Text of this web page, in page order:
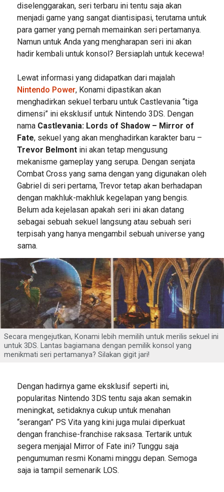
diselenggarakan, seri terbaru ini tentu saja akan
menjadi game yang sangat diantisipasi, terutama untuk
para gamer yang pernah memainkan seri pertamanya.
Namun untuk Anda yang mengharapan seri ini akan
hadir kembali untuk konsol? Bersiaplah untuk kecewa!
Lewat informasi yang didapatkan dari majalah
Nintendo Power, Konami dipastikan akan
menghadirkan sekuel terbaru untuk Castlevania “tiga
dimensi” ini eksklusif untuk Nintendo 3DS. Dengan
nama Castlevania: Lords of Shadow – Mirror of
Fate, sekuel yang akan menghadirkan karakter baru –
Trevor Belmontini akan tetap mengusung
mekanisme gameplay yang serupa. Dengan senjata
Combat Cross yang sama dengan yang digunakan oleh
Gabriel di seri pertama, Trevor tetap akan berhadapan
dengan makhluk-makhluk kegelapan yang bengis.
Belum ada kejelasan apakah seri ini akan datang
sebagai sebuah sekuel langsung atau sebuah seri
terpisah yang hanya mengambil sebuah universe yang
sama.
Secara mengejutkan, Konami lebih memilih untuk merilis sekuel ini
untuk 3DS. Lantas bagiamana dengan pemilik konsol yang
menikmati seri pertamanya? Silakan gigit jari!
Dengan hadirnya game eksklusif seperti ini,
popularitas Nintendo 3DS tentu saja akan semakin
meningkat, setidaknya cukup untuk menahan
“serangan” PS Vita yang kini juga mulai diperkuat
dengan franchise-franchise raksasa. Tertarik untuk
segera menjajal Mirror of Fate ini? Tunggu saja
pengumuman resmi Konami minggu depan. Semoga
saja ia tampil semenarik LOS.